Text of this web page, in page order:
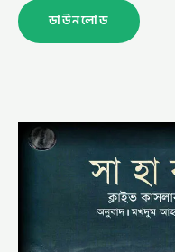
ডাউনলোড
সাহারা
–
মখদুম
আহমেদ
(SAHARA
MAKHDUM
AHMED)